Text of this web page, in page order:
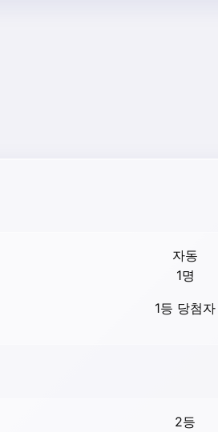
자동
1명
1등 당첨자
2등